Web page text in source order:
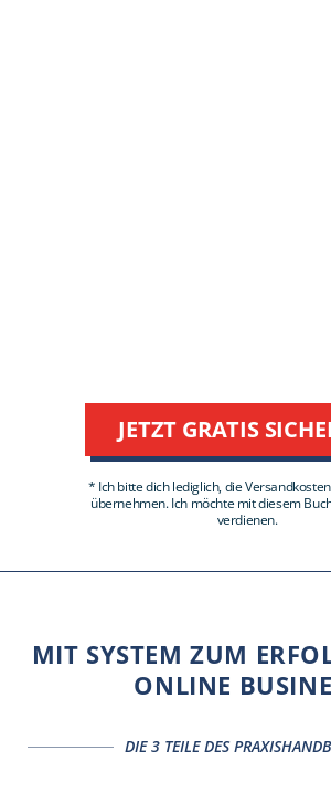
JETZT GRATIS
* Ich bitte dich lediglich, die
übernehmen. Ich möchte mit diesem
verdienen.
MIT SYSTEM ZUM
ONLINE
DIE 3 TEILE DES